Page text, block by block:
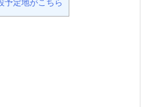
予定地がこちら